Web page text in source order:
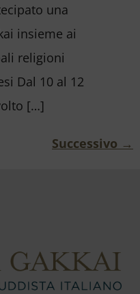
una
insieme ai
religioni
Dal 10 al 12
[…]
Successivo →